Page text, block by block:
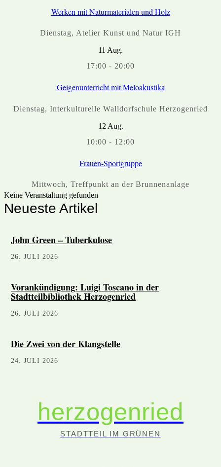
Werken mit Naturmaterialen und Holz
Dienstag, Atelier Kunst und Natur IGH
11 Aug.
17:00 - 20:00
Geigenunterricht mit Meloakustika
Dienstag, Interkulturelle Walldorfschule Herzogenried
12 Aug.
10:00 - 12:00
Frauen-Sportgruppe
Mittwoch, Treffpunkt an der Brunnenanlage
Keine Veranstaltung gefunden
Neueste Artikel
John Green – Tuberkulose
26. JULI 2026
Vorankündigung: Luigi Toscano in der
Stadtteilbibliothek Herzogenried
26. JULI 2026
Die Zwei von der Klangstelle
24. JULI 2026
herzogenried
STADTTEIL IM GRÜNEN